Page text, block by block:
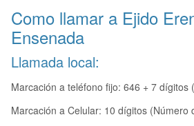
Como llamar a Ejido
Ensenada
Llamada local:
Marcación a teléfono fijo: 646 + 7 dígitos
Marcación a Celular: 10 dígitos (Número